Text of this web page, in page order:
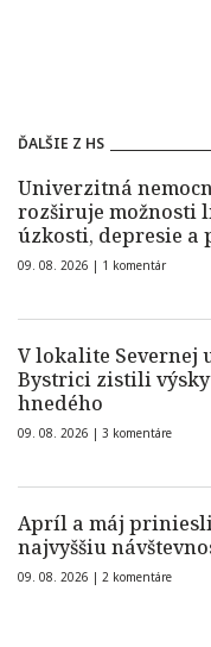
ĎALŠIE Z HS
Univerzitná
rozširuje možnosti
úzkosti, depresie a
09. 08. 2026 | 1 komentár
V lokalite Severnej
Bystrici zistili
hnedého
09. 08. 2026 | 3 komentáre
Apríl a máj
najvyššiu
09. 08. 2026 | 2 komentáre